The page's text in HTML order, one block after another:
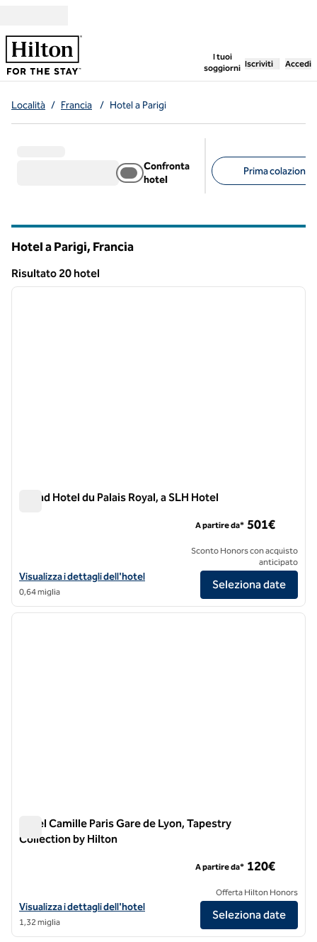
I tuoi
soggiorni
, apre una
Iscriviti Accedi
Località / Francia / Hotel a Parigi
Confronta
hotel
Prima colazione
Hotel a Parigi, Francia
Risultato 20 hotel
Risultato 20 hotel
1 di 7
Grand Hotel du Palais Royal, a SLH Hotel
Visualizza i dettagli dell'hotel Grand Hotel du Palais Royal, a SLH
Visualizza i dettagli dell'hotel
0,64 miglia
A partire da* 501€
Sconto Honors con acquisto
anticipato
Seleziona date
1/12
1 di 12
Hotel Camille Paris Gare de Lyon, Tapestry
Collection by Hilton
Visualizza i dettagli dell'hotel Camille Paris Gare de Lyon, Tapestry
Visualizza i dettagli dell'hotel
1,32 miglia
A partire da* 120€
Offerta Hilton Honors
Seleziona date
1/9